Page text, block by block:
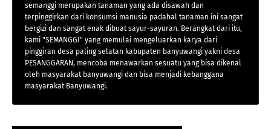
semanggi merupakan tanaman yang ada disawah dan
terpinggirkan dari konsumsi manusia padahal tanaman ini sangat
bergizi dan sangat enak dibuat sayur-sayuran. Berangkat dari itu,
kami "SEMANGGI" yang memulai mengeluarkan karya dari
pinggiran desa paling selatan kabupaten banyuwangi yakni desa
PESANGGARAN, mencoba menawarkan sesuatu yang bisa dikenal
oleh masyarakat banyuwangi dan bisa menjadi kebanggana
masyarakat Banyuwangi.